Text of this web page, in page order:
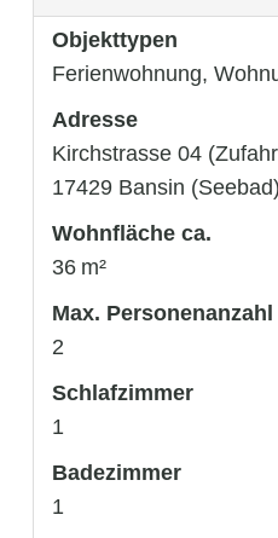
Objekttypen
Ferienwohnung,
Adresse
Kirchstrasse 04
17429 Bansin (Seebad)
Wohnfläche ca.
36 m²
Max. Personenanzahl
2
Schlafzimmer
1
Badezimmer
1